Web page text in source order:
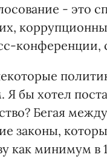
- это
конференции,
Я бы хотел
Бегая
законы,
как минимум в